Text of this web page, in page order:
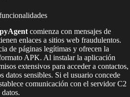
comienza con mensajes de
enlaces a sitios web fraudulentos.
de páginas legítimas y ofrecen la
APK. Al instalar la aplicación
extensivos para acceder a contactos,
datos sensibles. Si el usuario concede
comunicación con el servidor C2